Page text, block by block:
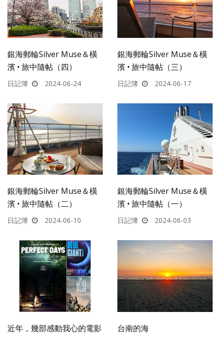
銀海郵輪Silver Muse＆橫
濱 • 旅中隨帖（四）
日記簿 2024-06-24
銀海郵輪Silver Muse＆橫
濱 • 旅中隨帖（三）
日記簿 2024-06-17
銀海郵輪Silver Muse＆橫
濱 • 旅中隨帖（二）
日記簿 2024-06-10
銀海郵輪Silver Muse＆橫
濱 • 旅中隨帖（一）
日記簿 2024-06-03
近年，幾部感動我心的電影 台南的海